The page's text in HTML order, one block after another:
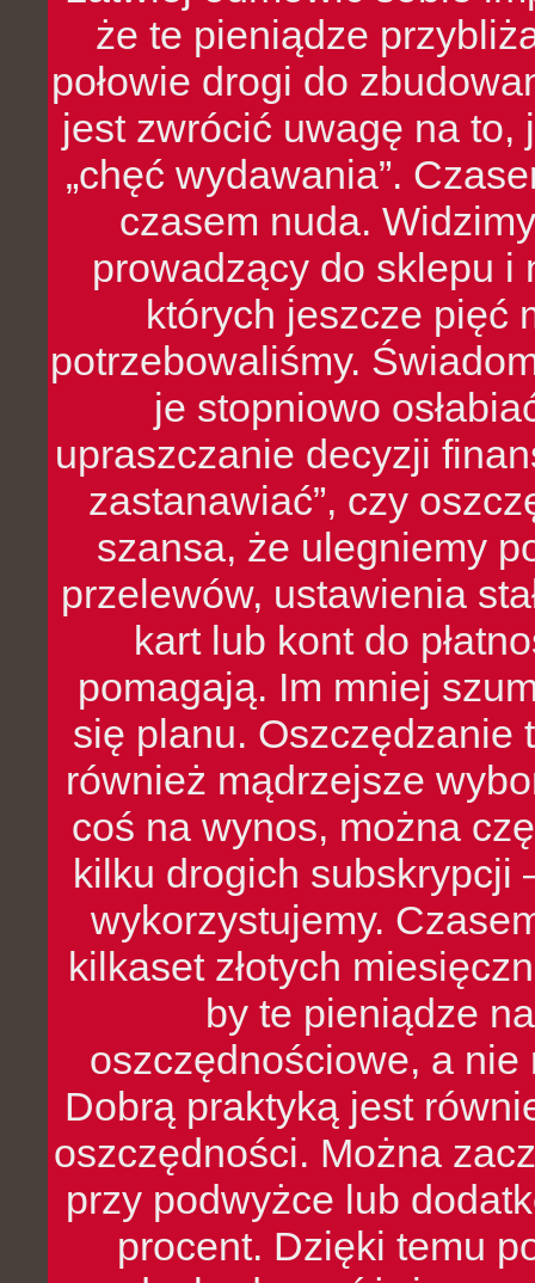
że te pieniądze
połowie drogi do
jest zwrócić uwagę na to,
„chęć wydawania”.
czasem nuda.
prowadzący do sklepu i
których jeszcze pięć
potrzebowaliśmy.
je stopniowo
upraszczanie decyzji
zastanawiać”, czy
szansa, że ulegniemy
przelewów, ustawienia
kart lub kont do
pomagają. Im mniej
się planu. Oszczędzanie
również mądrzejsze
coś na wynos, można
kilku drogich subskrypcji
wykorzystujemy.
kilkaset złotych
by te pieniądze
oszczędnościowe, a nie
Dobrą praktyką jest
oszczędności. Można
przy podwyżce lub
procent. Dzięki temu